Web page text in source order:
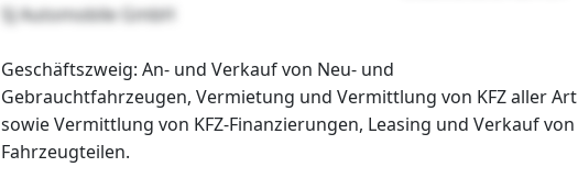
SJ Automobile GmbH
Geschäftszweig: An- und Verkauf von Neu- und
Gebrauchtfahrzeugen, Vermietung und Vermittlung von KFZ aller Art
sowie Vermittlung von KFZ-Finanzierungen, Leasing und Verkauf von
Fahrzeugteilen.